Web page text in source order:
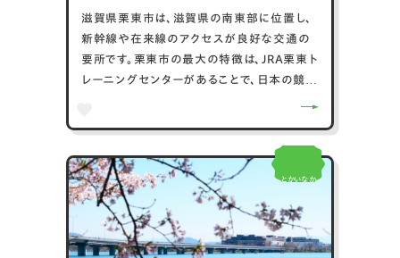
滋賀県栗東市は、滋賀県の南東部に位置し、
新幹線や在来線のアクセスが良好な交通の
要所です。栗東市の最大の特徴は、JRA栗東ト
レーニングセンターがあることで、日本の競馬
きます。また、自然環境も豊かで、金勝山や道
の駅アグリの郷栗東では四季折々の風景や
地元の特産品が楽しめます。さらに、毎年10
月に開催される「栗東まつり」では、地域の伝
統や文化を体験することができます。栗東市
とかいなか